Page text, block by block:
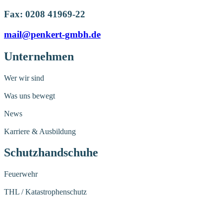
Fax: 0208 41969-22
mail@penkert-gmbh.de
Unternehmen
Wer wir sind
Was uns bewegt
News
Karriere & Ausbildung
Schutzhandschuhe
Feuerwehr
THL / Katastrophenschutz